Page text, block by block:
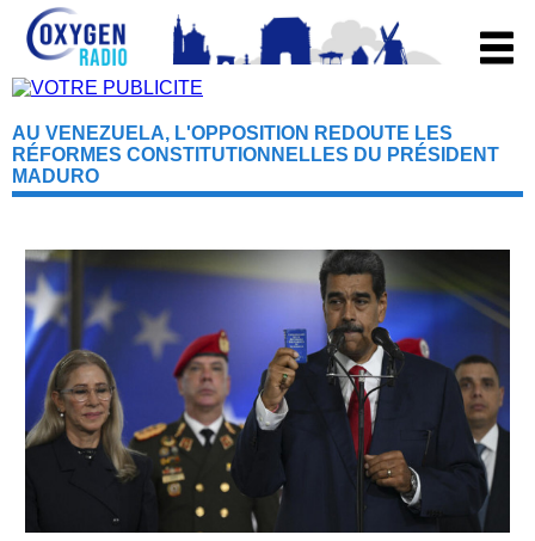
AU VENEZUELA, L'OPPOSITION REDOUTE LES
RÉFORMES CONSTITUTIONNELLES DU PRÉSIDENT
MADURO